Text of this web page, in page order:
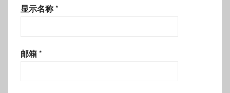
显示名称 *
邮箱 *